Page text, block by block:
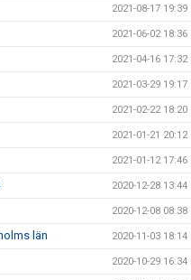
2021-08-17 19:39
2021-06-02 18:36
2021-04-16 17:32
2021-03-29 19:17
2021-02-22 18:20
2021-01-21 20:12
2021-01-12 17:46
2020-12-28 13:44
2020-12-08 08:38
län 2020-11-03 18:14
2020-10-29 16:34